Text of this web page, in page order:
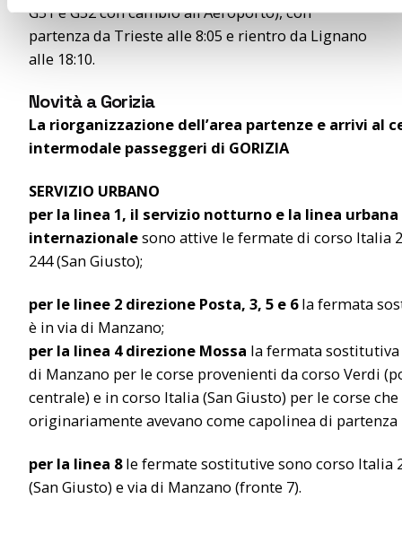
o
G51 e G52 con cambio all’Aeroporto), con
partenza da Trieste alle 8:05 e rientro da Lignano
alle 18:10.
Novità a Gorizia
La riorganizzazione dell’area partenze e arrivi al
intermodale passeggeri di GORIZIA
SERVIZIO URBANO
per la linea 1, il servizio notturno e la linea urbana
internazionalesono attive le fermate di corso Italia
244 (San Giusto);
per le linee 2 direzione Posta, 3, 5 e 6la fermata
è in via di Manzano;
per la linea 4 direzione Mossa la fermata sostitutiva
di Manzano per le corse provenienti da corso Verdi
centrale) e in corso Italia (San Giusto) per le corse che
originariamente avevano come capolinea di partenza
per la linea 8le fermate sostitutive sono corso Italia
(San Giusto) e via di Manzano (fronte 7).